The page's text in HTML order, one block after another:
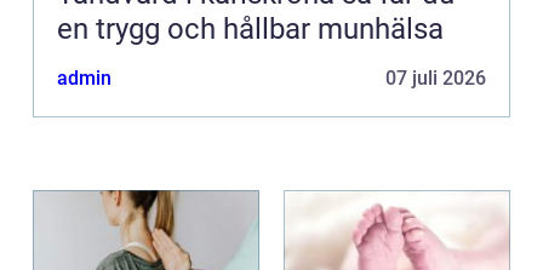
en trygg och hållbar munhälsa
admin 07 juli 2026